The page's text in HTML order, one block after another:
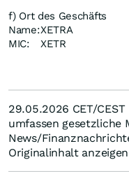
f) Ort des Geschäfts
Name:XETRA
MIC:
XETR
29.05.2026 CET/
umfassen gesetzliche
News/
Originalinhalt